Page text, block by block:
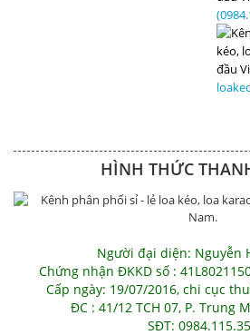
HÌNH THỨC
Người đại diện: Nguyễn
Chứng nhận ĐKKD số :
Cấp ngày: 19/07/2016, chi cục
ĐC : 41/12 TCH 07, P. Trung
SĐT: